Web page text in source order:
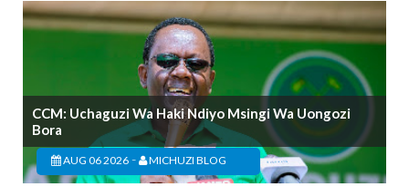
CCM: Uchaguzi Wa Haki Ndiyo Msingi Wa Uongozi
Bora
AUG 06 2026 - MICHUZI BLOG